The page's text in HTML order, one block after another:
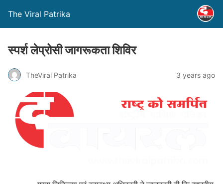
The Viral Patrika
स्पर्श लेप्रोसी जागरूकता शिविर
TheViral Patrika 3 years ago